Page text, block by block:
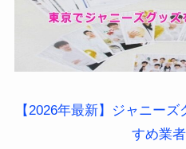
【2026年最新】ジャニー
すめ業